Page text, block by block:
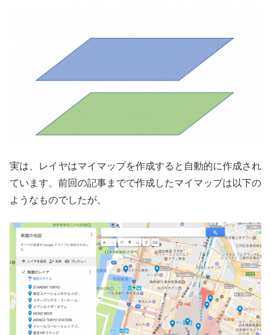
実は、レイヤはマイマップを作成すると自動的に作成され
ています。前回の記事までで作成したマイマップは以下の
ようなものでしたが、